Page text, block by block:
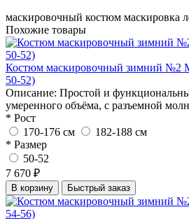
маскировочный костюм маскировка
Похожие товары
Костюм маскировочный зимний №2
50-52)
Описание: Простой и
умеренного объёма, с разъемной
* Рост
170-176 см
182-188 см
* Размер
50-52
7 670 ₽
В корзину Быстрый заказ